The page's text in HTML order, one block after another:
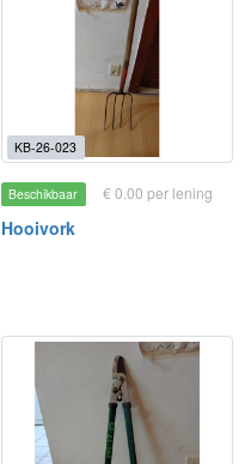
KB-26-023
Beschikbaar € 0.00 per lening
Hooivork